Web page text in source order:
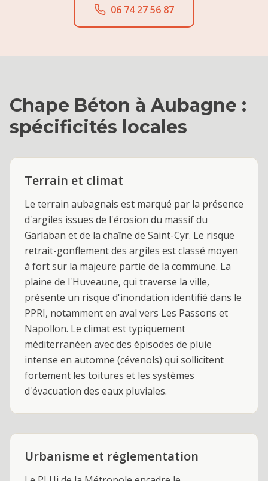
06 74 27 56 87
Chape Béton à Aubagne :
spécificités locales
Terrain et climat
Le terrain aubagnais est marqué par la présence
d'argiles issues de l'érosion du massif du
Garlaban et de la chaîne de Saint-Cyr. Le risque
retrait-gonflement des argiles est classé moyen
à fort sur la majeure partie de la commune. La
plaine de l'Huveaune, qui traverse la ville,
présente un risque d'inondation identifié dans le
PPRI, notamment en aval vers Les Passons et
Napollon. Le climat est typiquement
méditerranéen avec des épisodes de pluie
intense en automne (cévenols) qui sollicitent
fortement les toitures et les systèmes
d'évacuation des eaux pluviales.
Urbanisme et réglementation